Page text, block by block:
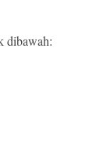
dibawah: